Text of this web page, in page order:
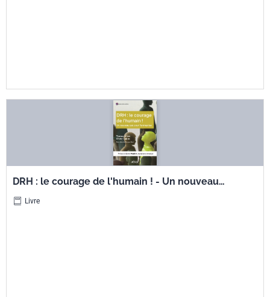
DRH : le courage de l'humain ! - Un nouveau
cap pour l'entreprise
Livre